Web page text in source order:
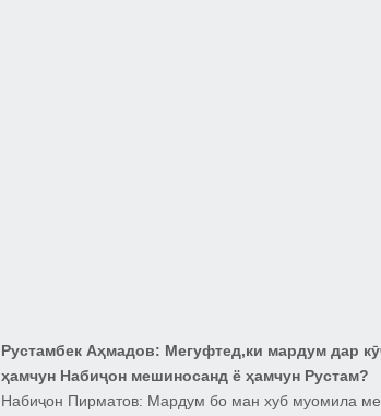
Рустамбек Аҳмадов: Мегуфтед,ки мардум дар
ҳамчун Набиҷон мешиносанд ё ҳамчун Рустам?
Набиҷон Пирматов: Мардум бо ман хуб муомила